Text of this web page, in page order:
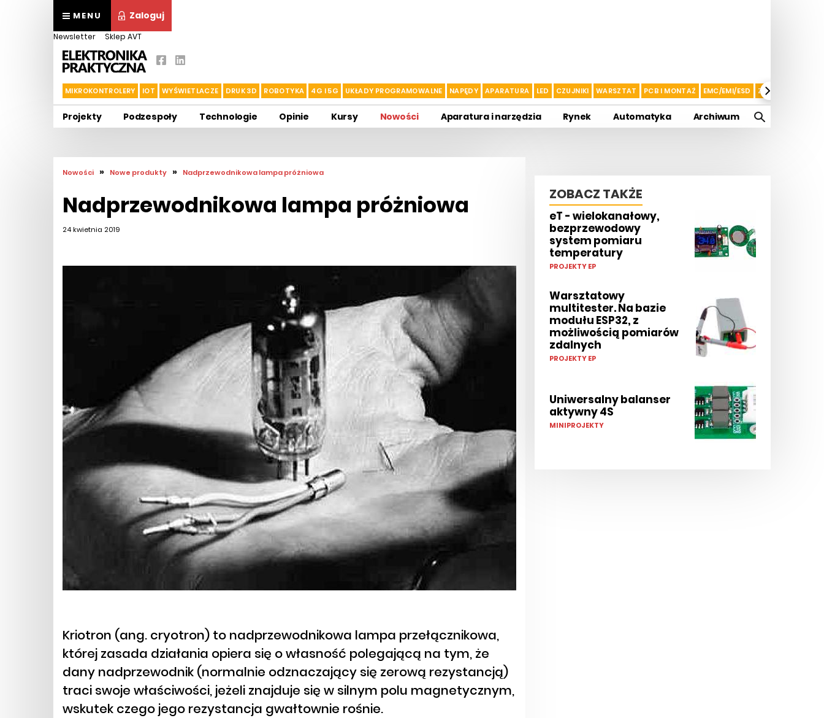
MENU Zaloguj
Newsletter Sklep AVT
MIKROKONTROLERY IOT WYŚWIETLACZE DRUK 3D ROBOTYKA 4G I 5G UKŁADY PROGRAMOWALNE NAPĘDY APARATURA LED CZUJNIKI WARSZTAT PCB I MONTAŻ EMC/EMI/ESD ZASILANIE I
Projekty Podzespoły Technologie Opinie Kursy Nowości Aparatura i narzędzia Rynek Automatyka Archiwum
Nowości » Nowe produkty » Nadprzewodnikowa lampa próżniowa
Nadprzewodnikowa lampa próżniowa
24 kwietnia 2019
Kriotron (ang. cryotron) to nadprzewodnikowa lampa przełącznikowa,
której zasada działania opiera się o własność polegającą na tym, że
dany nadprzewodnik (normalnie odznaczający się zerową rezystancją)
traci swoje właściwości, jeżeli znajduje się w silnym polu magnetycznym,
wskutek czego jego rezystancja gwałtownie rośnie.
ZOBACZ TAKŻE
eT - wielokanałowy,
bezprzewodowy
system pomiaru
temperatury
PROJEKTY EP
Warsztatowy
multitester. Na bazie
modułu ESP32, z
możliwością pomiarów
zdalnych
PROJEKTY EP
Uniwersalny balanser
aktywny 4S
MINIPROJEKTY